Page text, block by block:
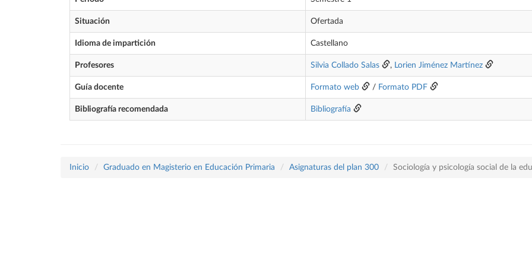
Situación Ofertada
Idioma de impartición Castellano
Profesores Silvia Collado Salas , Lorien Jiménez Martínez
Guía docente Formato web / Formato PDF
Bibliografía recomendada Bibliografía
Inicio Graduado en Magisterio en Educación Primaria Asignaturas del plan 300 Sociología y psicología social de la